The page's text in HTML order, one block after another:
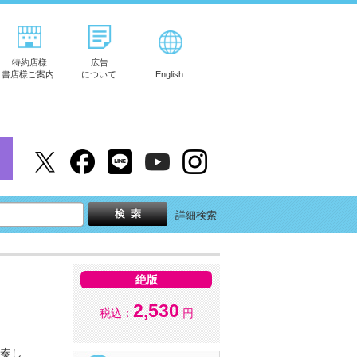
特約店様
書店様ご案内
広告
について
English
詳細検索
し
絶版
税込： 2,530 円